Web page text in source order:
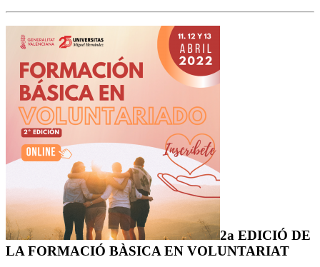
2a EDICIÓ DE
LA FORMACIÓ BÀSICA EN VOLUNTARIAT